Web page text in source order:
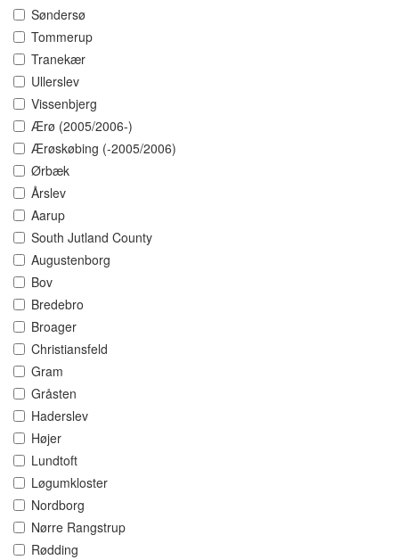
Søndersø
Tommerup
Tranekær
Ullerslev
Vissenbjerg
Ærø (2005/2006-)
Ærøskøbing (-2005/2006)
Ørbæk
Årslev
Aarup
South Jutland County
Augustenborg
Bov
Bredebro
Broager
Christiansfeld
Gram
Gråsten
Haderslev
Højer
Lundtoft
Løgumkloster
Nordborg
Nørre Rangstrup
Rødding